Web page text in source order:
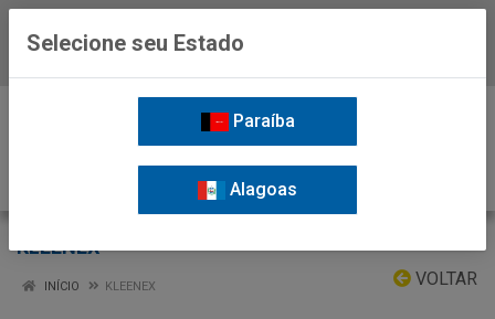
KLEENEX
VOLTAR
INÍCIO KLEENEX
Selecione seu Estado
Paraíba
Alagoas